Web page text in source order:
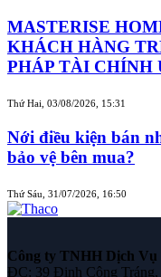
MASTERISE
KHÁCH HÀNG
PHÁP TÀI CHÍNH
Thứ Hai, 03/08/2026, 15:31
Nới điều kiện bán
bảo vệ bên mua?
Thứ Sáu, 31/07/2026, 16:50
Công ty TNHH Dịch
ĐC: 39 Đinh Công